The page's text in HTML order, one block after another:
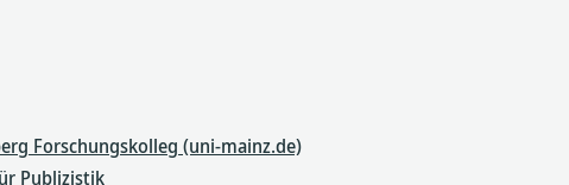
Forschungskolleg (uni-mainz.de)
Publizistik